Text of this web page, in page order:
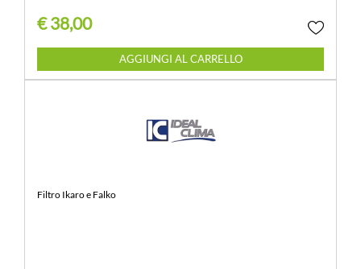
€ 38,00
Quantità
AGGIUNGI AL CARRELLO
Filtro Ikaro e Falko